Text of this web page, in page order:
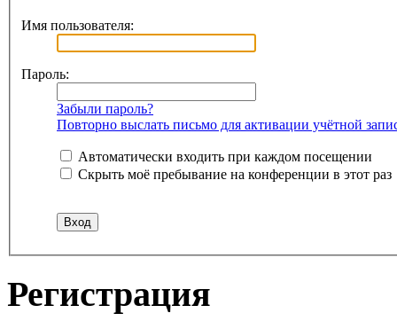
Имя пользователя:
Пароль:
Забыли пароль?
Повторно выслать письмо для активации учётной
Автоматически входить при каждом посещении
Скрыть моё пребывание на конференции в этот раз
Регистрация